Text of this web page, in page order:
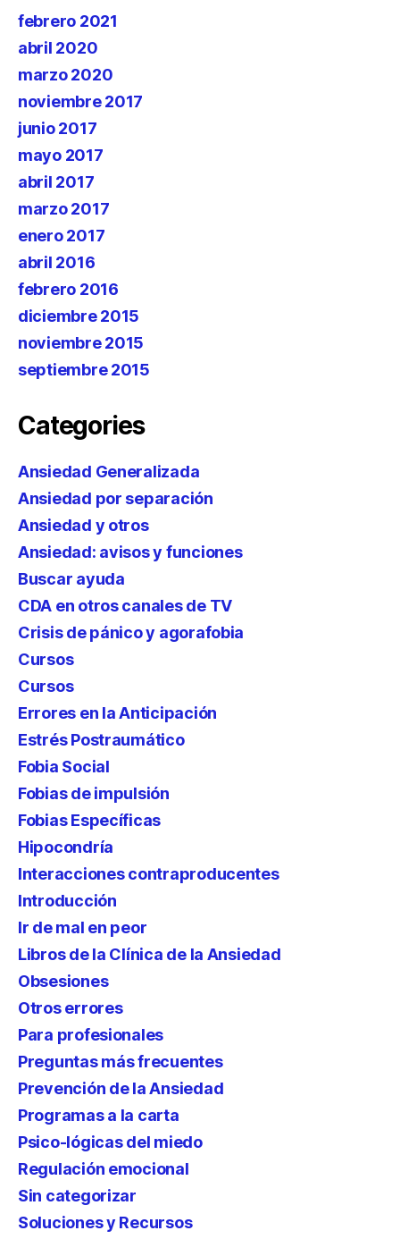
febrero 2021
abril 2020
marzo 2020
noviembre 2017
junio 2017
mayo 2017
abril 2017
marzo 2017
enero 2017
abril 2016
febrero 2016
diciembre 2015
noviembre 2015
septiembre 2015
Categories
Ansiedad Generalizada
Ansiedad por separación
Ansiedad y otros
Ansiedad: avisos y funciones
Buscar ayuda
CDA en otros canales de TV
Crisis de pánico y agorafobia
Cursos
Cursos
Errores en la Anticipación
Estrés Postraumático
Fobia Social
Fobias de impulsión
Fobias Específicas
Hipocondría
Interacciones contraproducentes
Introducción
Ir de mal en peor
Libros de la Clínica de la Ansiedad
Obsesiones
Otros errores
Para profesionales
Preguntas más frecuentes
Prevención de la Ansiedad
Programas a la carta
Psico-lógicas del miedo
Regulación emocional
Sin categorizar
Soluciones y Recursos